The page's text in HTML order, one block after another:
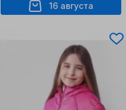
16 августа